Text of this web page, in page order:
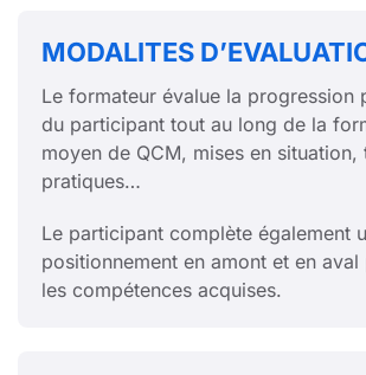
MODALITES
Le formateur évalue la progression
du participant tout au long de la
moyen de QCM, mises en situation,
pratiques…
Le participant complète également
positionnement en amont et en
les compétences acquises.